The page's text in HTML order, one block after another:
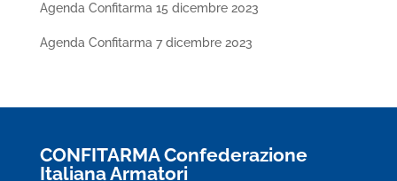
Agenda Confitarma 15 dicembre 2023
Agenda Confitarma 7 dicembre 2023
CONFITARMA Confederazione
Italiana Armatori